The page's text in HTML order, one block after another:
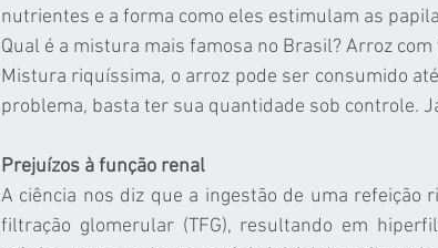
nutrientes e a forma como eles estimulam as
Qual é a mistura mais famosa no Brasil? Arroz com
Mistura riquíssima, o arroz pode ser consumido
problema, basta ter sua quantidade sob controle.
Prejuízos à função renal
A ciência nos diz que a ingestão de uma refeição
filtração glomerular (TFG), resultando em